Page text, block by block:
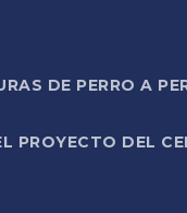
DE PERRO A
DEL